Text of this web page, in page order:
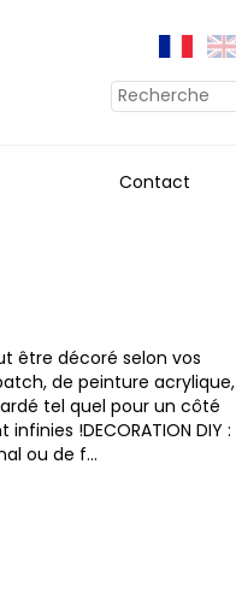
Contact
être décoré selon vos
de peinture acrylique,
tel quel pour un côté
!DECORATION DIY :
ou de f...